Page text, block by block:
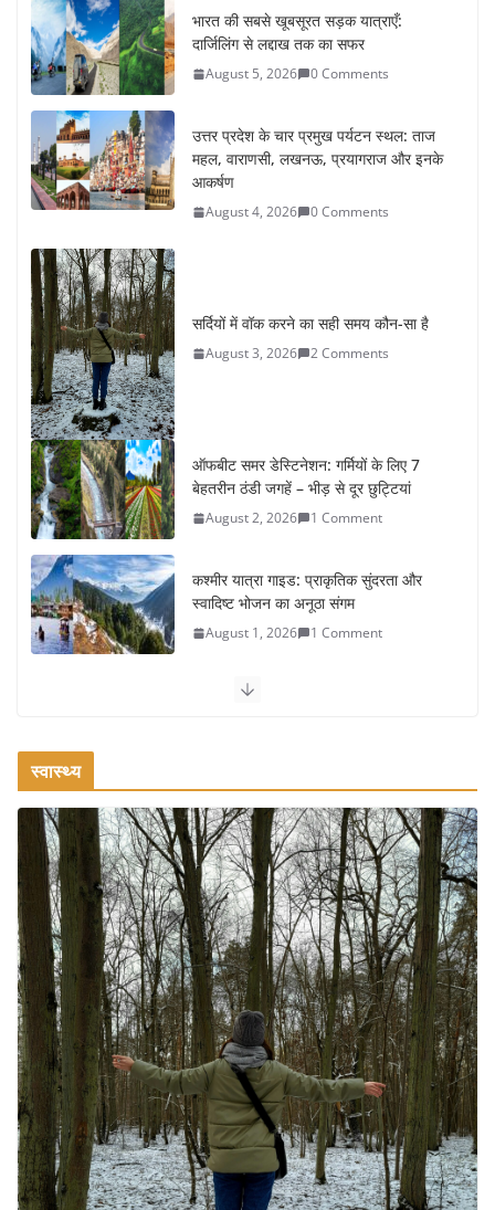
भारत की सबसे खूबसूरत सड़क यात्राएँ:
दार्जिलिंग से लद्दाख तक का सफर
August 5, 2026 0 Comments
उत्तर प्रदेश के चार प्रमुख पर्यटन स्थल: ताज
महल, वाराणसी, लखनऊ, प्रयागराज और इनके
आकर्षण
August 4, 2026 0 Comments
सर्दियों में वॉक करने का सही समय कौन-सा है
August 3, 2026 2 Comments
ऑफबीट समर डेस्टिनेशन: गर्मियों के लिए 7
बेहतरीन ठंडी जगहें – भीड़ से दूर छुट्टियां
August 2, 2026 1 Comment
कश्मीर यात्रा गाइड: प्राकृतिक सुंदरता और
स्वादिष्ट भोजन का अनूठा संगम
August 1, 2026 1 Comment
वजन घटाने के लिए 8 बेहतरीन वॉकिंग एक्सरसाइज: 1 महीने में पाएं 3-4
July 31, 2026
रामेश्वरम यात्रा गाइड: पवित्र तीर्थ स्थल, दर्शन स्थल और पहुंच मार्ग
July 30, 2026 1 Comment
खाने के शौकीनों के लिए कश्मीर के 5 बेहतरीन
स्वादिष्ट व्यंजन
August 6, 2026 1 Comment
स्वास्थ्य